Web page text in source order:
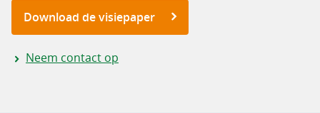
Download de visiepaper
Neem contact op